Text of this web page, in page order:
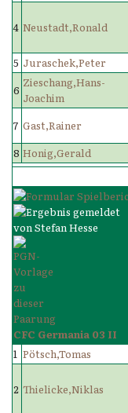
4 Neustadt,Ronald
5 Juraschek,Peter
6
Zieschang,Hans-
Joachim
7 Gast,Rainer
8 Honig,Gerald
CFC Germania 03 II
1 Pötsch,Tomas
2 Thielicke,Niklas